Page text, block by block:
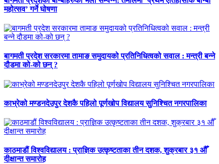
महोत्सव’ गर्ने घोषणा
बागमती प्रदेश सरकारमा तामाङ समुदायको प्रतिनिधित्वको सवाल : मन्त्री बन्ने
दौडमा को‐को छन् ?
काभ्रेको मण्डनदेउपुर देशकै पहिलो पूर्णखोप विद्यालय सुनिश्चित नगरपालिका
काठमाडौं विश्वविद्यालय : प्राज्ञिक उत्कृष्टताका तीन दशक, शुक्रबार ३१ औँ
दीक्षान्त समारोह